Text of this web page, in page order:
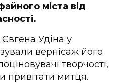
міста від
Удіна у
вернісаж його
творчості,
привітати митця.